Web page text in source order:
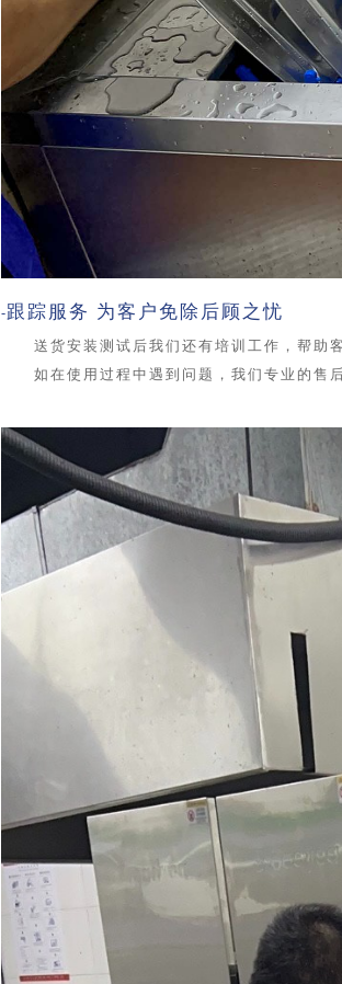
-跟踪服务 为客户免除后顾之忧
送货安装测试后我们还有培训工作，帮助
如在使用过程中遇到问题，我们专业的售